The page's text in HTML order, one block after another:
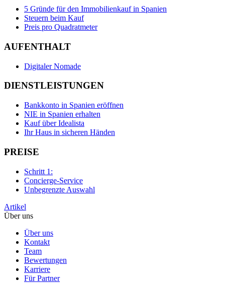
5 Gründe für den Immobilienkauf in Spanien
Steuern beim Kauf
Preis pro Quadratmeter
AUFENTHALT
Digitaler Nomade
DIENSTLEISTUNGEN
Bankkonto in Spanien eröffnen
NIE in Spanien erhalten
Kauf über Idealista
Ihr Haus in sicheren Händen
PREISE
Schritt 1:
Concierge-Service
Unbegrenzte Auswahl
Artikel
Über uns
Über uns
Kontakt
Team
Bewertungen
Karriere
Für Partner